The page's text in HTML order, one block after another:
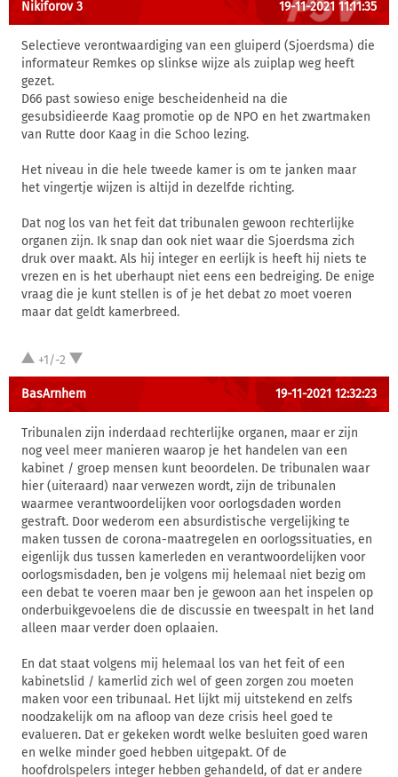
Nikiforov 3 19-11-2021 11:11:35
Selectieve verontwaardiging van een gluiperd (Sjoerdsma) die
informateur Remkes op slinkse wijze als zuiplap weg heeft
gezet.
D66 past sowieso enige bescheidenheid na die
gesubsidieerde Kaag promotie op de NPO en het zwartmaken
van Rutte door Kaag in die Schoo lezing.
Het niveau in die hele tweede kamer is om te janken maar
het vingertje wijzen is altijd in dezelfde richting.
Dat nog los van het feit dat tribunalen gewoon rechterlijke
organen zijn. Ik snap dan ook niet waar die Sjoerdsma zich
druk over maakt. Als hij integer en eerlijk is heeft hij niets te
vrezen en is het uberhaupt niet eens een bedreiging. De enige
vraag die je kunt stellen is of je het debat zo moet voeren
maar dat geldt kamerbreed.
+1/-2
BasArnhem 19-11-2021 12:32:23
Tribunalen zijn inderdaad rechterlijke organen, maar er zijn
nog veel meer manieren waarop je het handelen van een
kabinet / groep mensen kunt beoordelen. De tribunalen waar
hier (uiteraard) naar verwezen wordt, zijn de tribunalen
waarmee verantwoordelijken voor oorlogsdaden worden
gestraft. Door wederom een absurdistische vergelijking te
maken tussen de corona-maatregelen en oorlogssituaties, en
eigenlijk dus tussen kamerleden en verantwoordelijken voor
oorlogsmisdaden, ben je volgens mij helemaal niet bezig om
een debat te voeren maar ben je gewoon aan het inspelen op
onderbuikgevoelens die de discussie en tweespalt in het land
alleen maar verder doen oplaaien.
En dat staat volgens mij helemaal los van het feit of een
kabinetslid / kamerlid zich wel of geen zorgen zou moeten
maken voor een tribunaal. Het lijkt mij uitstekend en zelfs
noodzakelijk om na afloop van deze crisis heel goed te
evalueren. Dat er gekeken wordt welke besluiten goed waren
en welke minder goed hebben uitgepakt. Of de
hoofdrolspelers integer hebben gehandeld, of dat er andere